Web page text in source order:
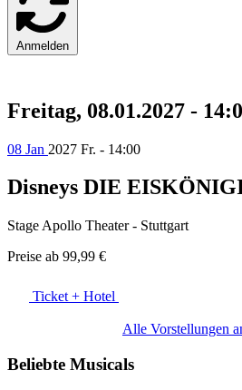
Anmelden
Freitag, 08.01.2027 -
08 Jan 2027 Fr. - 14:00
Disneys DIE
Stage Apollo Theater - Stuttgart
Preise ab 99,99 €
Ticket + Hotel
Alle Vorstellungen
Beliebte Musicals